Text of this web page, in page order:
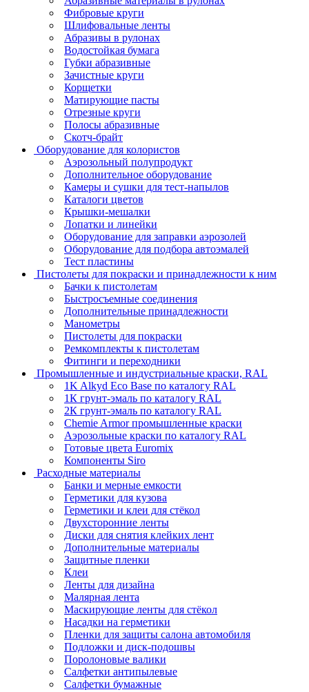
Фибровые круги
Шлифовальные ленты
Абразивы в рулонах
Водостойкая бумага
Губки абразивные
Зачистные круги
Корщетки
Матирующие пасты
Отрезные круги
Полосы абразивные
Скотч-брайт
Оборудование для колористов
Аэрозольный полупродукт
Дополнительное оборудование
Камеры и сушки для тест-напылов
Каталоги цветов
Крышки-мешалки
Лопатки и линейки
Оборудование для заправки аэрозолей
Оборудование для подбора автоэмалей
Тест пластины
Пистолеты для покраски и принадлежности к ним
Бачки к пистолетам
Быстросъемные соединения
Дополнительные принадлежности
Манометры
Пистолеты для покраски
Ремкомплекты к пистолетам
Фитинги и переходники
Промышленные и индустриальные краски, RAL
1K Alkyd Eco Base по каталогу RAL
1К грунт-эмаль по каталогу RAL
2К грунт-эмаль по каталогу RAL
Chemie Armor промышленные краски
Аэрозольные краски по каталогу RAL
Готовые цвета Euromix
Компоненты Siro
Расходные материалы
Банки и мерные емкости
Герметики для кузова
Герметики и клеи для стёкол
Двухсторонние ленты
Диски для снятия клейких лент
Дополнительные материалы
Защитные пленки
Клеи
Ленты для дизайна
Малярная лента
Маскирующие ленты для стёкол
Насадки на герметики
Пленки для защиты салона автомобиля
Подложки и диск-подошвы
Поролоновые валики
Салфетки антипылевые
Салфетки бумажные